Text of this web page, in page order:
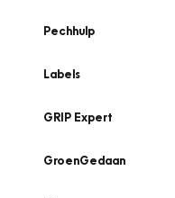
Pechhulp
Labels
GRIP Expert
GroenGedaan